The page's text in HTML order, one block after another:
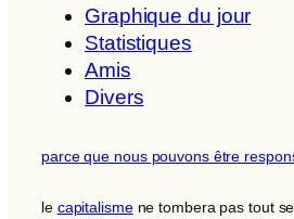
Graphique du jour
Statistiques
Amis
Divers
parce que nous pouvons être
le capitalismene tombera pas tout